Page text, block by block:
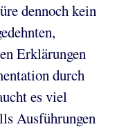
dennoch kein
Erklärungen
durch
es viel
Ausführungen